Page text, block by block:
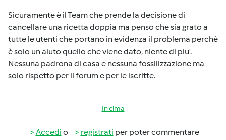
Sicuramente è il Team che prende la decisione di
cancellare una ricetta doppia ma penso che sia grato a
tutte le utenti che portano in evidenza il problema perchè
è solo un aiuto quello che viene dato, niente di piu'.
Nessuna padrona di casa e nessuna fossilizzazione ma
solo rispetto per il forum e per le iscritte.
In cima
Accedi o registrati per poter commentare